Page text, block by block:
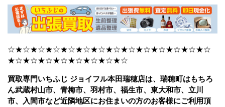
☆★☆★☆★☆★☆★☆★☆★☆★☆★☆★☆★☆★☆★☆
★☆★☆★☆★☆★☆★☆★☆★☆
買取専門いちふじ ジョイフル本田瑞穂店は、瑞穂町はもちろ
ん武蔵村山市、青梅市、羽村市、福生市、東大和市、立川
市、入間市など近隣地区にお住まいの方のお客様にご利用頂